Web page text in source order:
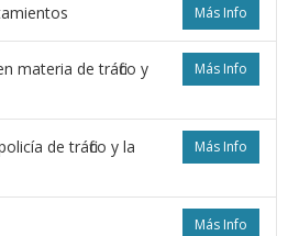
Más Info
Más Info
materia de tráfico y
Más Info
de tráfico y la
Más Info